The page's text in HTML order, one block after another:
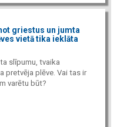
griestus un jumta
vietā tika ieklāta
slīpumu, tvaika
pretvēja plēve. Vai tas ir
varētu būt?